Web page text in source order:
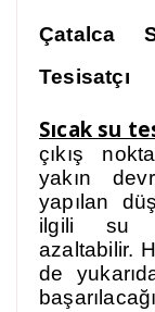
Çatalca
Tesisatçı
Sıcak su
çıkış
yakın
yapılan
ilgili su
azaltabilir.
de